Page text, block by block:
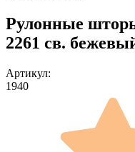
Рулонные
2261 св.
Артикул:
1940